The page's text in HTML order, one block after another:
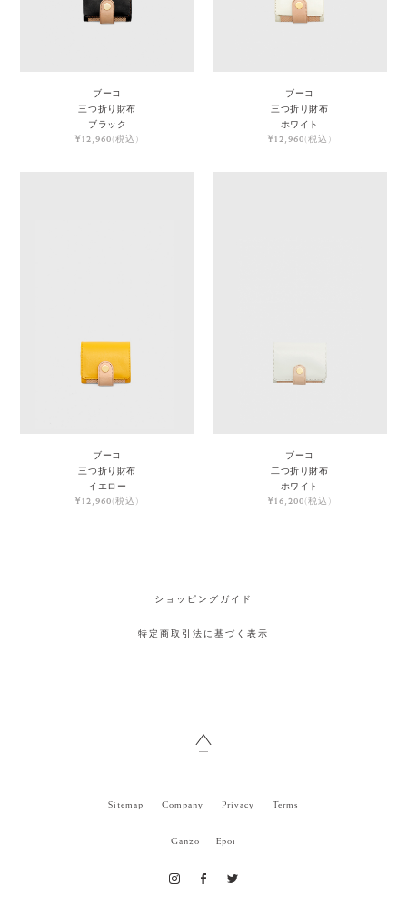
ブーコ
三つ折り財布
ブラック
¥12,960(税込)
ブーコ
三つ折り財布
ホワイト
¥12,960(税込)
ブーコ
三つ折り財布
イエロー
¥12,960(税込)
ブーコ
二つ折り財布
ホワイト
¥16,200(税込)
ショッピングガイド
特定商取引法に基づく表示
Sitemap Company Privacy Terms
Ganzo Epoi